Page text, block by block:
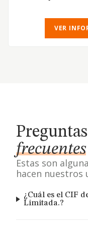
VER
Preguntas
frecuentes
Estas son
hacen nuestros
¿Cuál es el CIF
Limitada.?